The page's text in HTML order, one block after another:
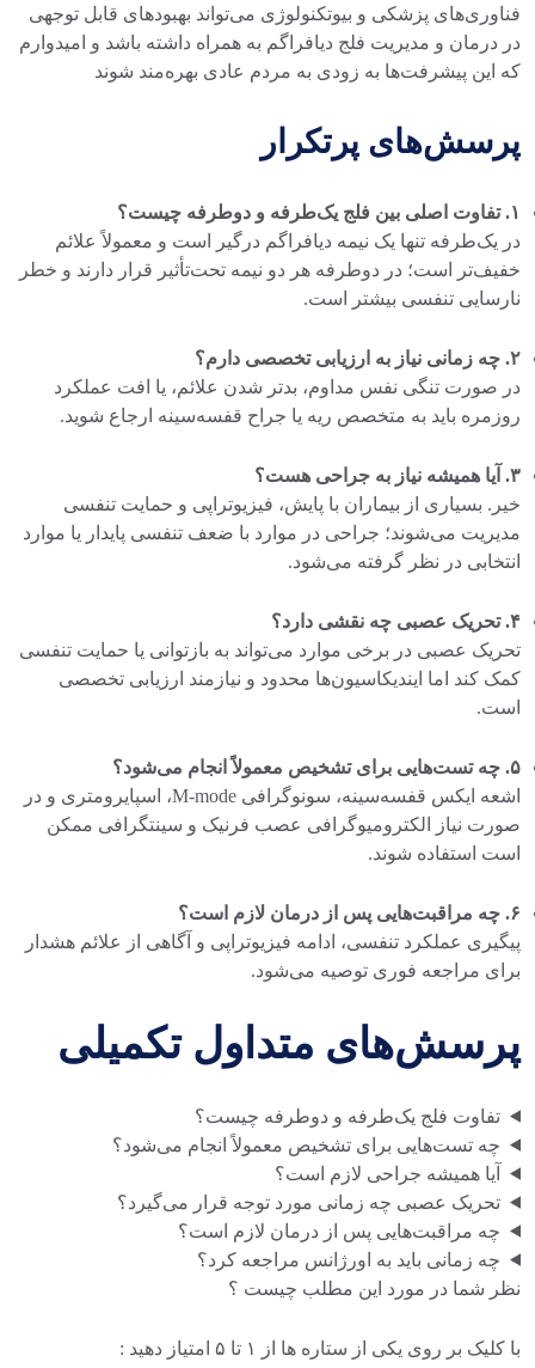
فناوری‌های پزشکی و بیوتکنولوژی می‌تواند بهبود‌های قابل توجهی
در درمان و مدیریت فلج دیافراگم به همراه داشته باشد و امیدوارم
که این پیشرفت‌ها به زودی به مردم عادی بهره‌مند شوند
پرسش‌های پرتکرار
۱. تفاوت اصلی بین فلج یک‌طرفه و دوطرفه چیست؟
در یک‌طرفه تنها یک نیمه دیافراگم درگیر است و معمولاً علائم
خفیف‌تر است؛ در دوطرفه هر دو نیمه تحت‌تأثیر قرار دارند و خطر
نارسایی تنفسی بیشتر است.
۲. چه زمانی نیاز به ارزیابی تخصصی دارم؟
در صورت تنگی نفس مداوم، بدتر شدن علائم، یا افت عملکرد
روزمره باید به متخصص ریه یا جراح قفسه‌سینه ارجاع شوید.
۳. آیا همیشه نیاز به جراحی هست؟
خیر. بسیاری از بیماران با پایش، فیزیوتراپی و حمایت تنفسی
مدیریت می‌شوند؛ جراحی در موارد با ضعف تنفسی پایدار یا موارد
انتخابی در نظر گرفته می‌شود.
۴. تحریک عصبی چه نقشی دارد؟
تحریک عصبی در برخی موارد می‌تواند به بازتوانی یا حمایت تنفسی
کمک کند اما ایندیکاسیون‌ها محدود و نیازمند ارزیابی تخصصی
است.
۵. چه تست‌هایی برای تشخیص معمولاً انجام می‌شود؟
اشعه ایکس قفسه‌سینه، سونوگرافی M-mode، اسپایرومتری و در
صورت نیاز الکترومیوگرافی عصب فرنیک و سینتگرافی ممکن
است استفاده شوند.
۶. چه مراقبت‌هایی پس از درمان لازم است؟
پیگیری عملکرد تنفسی، ادامه فیزیوتراپی و آگاهی از علائم هشدار
برای مراجعه فوری توصیه می‌شود.
پرسش‌های متداول تکمیلی
تفاوت فلج یک‌طرفه و دوطرفه چیست؟
چه تست‌هایی برای تشخیص معمولاً انجام می‌شود؟
آیا همیشه جراحی لازم است؟
تحریک عصبی چه زمانی مورد توجه قرار می‌گیرد؟
چه مراقبت‌هایی پس از درمان لازم است؟
چه زمانی باید به اورژانس مراجعه کرد؟
نظر شما در مورد این مطلب چیست ؟
با کلیک بر روی یکی از ستاره ها از ۱ تا ۵ امتیاز دهید :